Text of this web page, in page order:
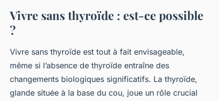
Vivre sans thyroïde : est-ce possible
?
Vivre sans thyroïde est tout à fait envisageable,
même si l’absence de thyroïde entraîne des
changements biologiques significatifs. La thyroïde,
glande située à la base du cou, joue un rôle crucial